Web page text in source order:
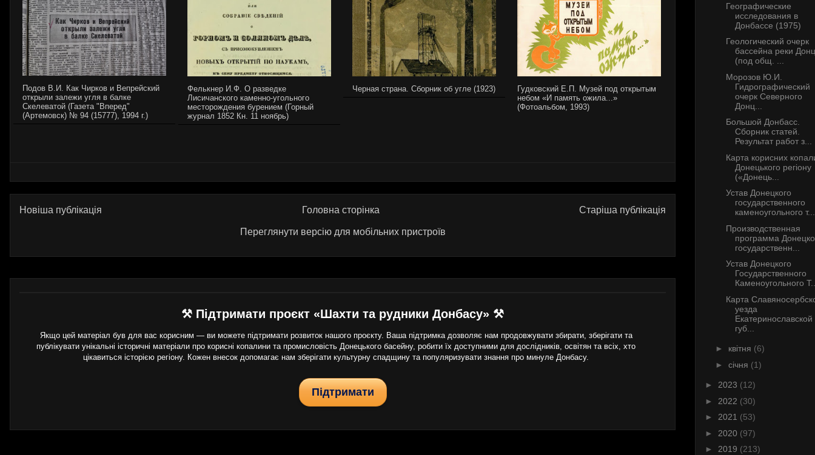
Подов В.И. Как Чирков и Вепрейский
открыли залежи угля в балке
Скелеватой (Газета "Вперед"
(Артемовск) № 94 (15777), 1994 г.)
Фелькнер И.Ф. О разведке
Лисичанского каменно-угольного
месторождения бурением (Горный
журнал 1852 Кн. 11 ноябрь)
Черная страна. Сборник об угле (1923)
Гудковский Е.П. Музей под открытым
небом «И память ожила...»
(Фотоальбом, 1993)
Новіша публікація Старіша публікація
Головна сторінка
Переглянути версію для мобільних пристроїв
⚒ Підтримати проєкт «Шахти та рудники Донбасу» ⚒
Якщо цей матеріал був для вас корисним — ви можете підтримати розвиток нашого проєкту. Ваша підтримка дозволяє нам продовжувати збирати, зберігати та
публікувати унікальні історичні матеріали про корисні копалини та промисловість Донецького басейну, робити їх доступними для дослідників, освітян та всіх, хто
цікавиться історією регіону. Кожен внесок допомагає нам зберігати культурну спадщину та популяризувати знання про минуле Донбасу.
Підтримати
Географические
исследования в
Донбассе (1975)
Геологический очерк
бассейна реки
(под общ. ...
Морозов Ю.И.
Гидрографический
очерк Северного
Донц...
Большой Донбасс.
Сборник статей.
Результат работ з...
Карта корисних
Донецького регіону
(«Донець...
Устав Донецкого
государственного
каменоугольного т...
Производственная
программа
государственн...
Устав Донецкого
Государственного
Каменоугольного
Карта
уезда
Екатеринославской
губ...
► квітня (6)
► січня (1)
► 2023 (12)
► 2022 (30)
► 2021 (53)
► 2020 (97)
► 2019 (213)